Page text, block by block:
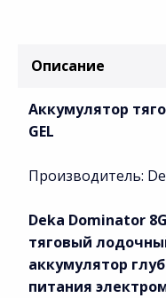
Описание
Аккумулятор
GEL
Производитель:
Deka Dominator
тяговый
аккумулятор
питания